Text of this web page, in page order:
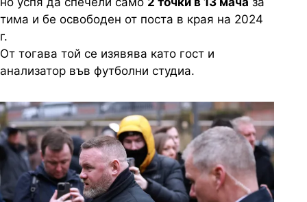
тима и бе освободен от поста в края на 2024
г.
От тогава той се изявява като гост и
анализатор във футболни студиа.